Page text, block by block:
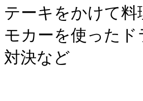
テーキをかけて料
モカーを使った
対決など